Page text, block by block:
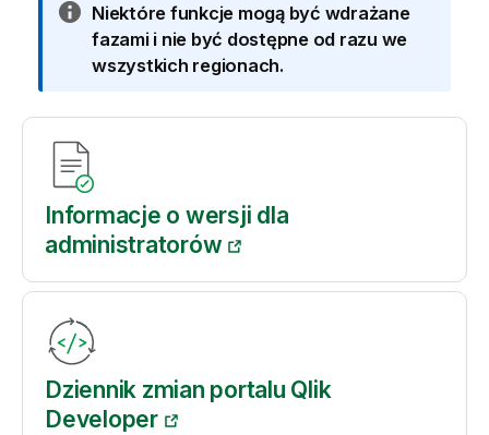
I
n
f
c
a
Niektóre funkcje mogą być wdrażane
fazami i nie być dostępne od razu we
wszystkich regionach.
Informacje o wersji dla
administratorów
Dziennik zmian portalu Qlik
Developer